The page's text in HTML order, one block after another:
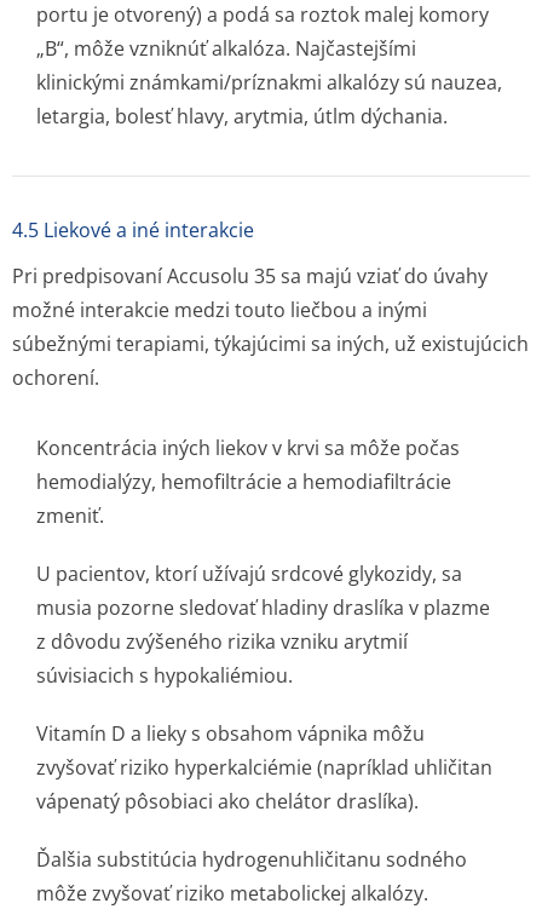
portu je otvorený) a podá sa roztok malej komory
„B“, môže vzniknúť alkalóza. Najčastejšími
klinickými známkami/príznakmi alkalózy sú nauzea,
letargia, bolesť hlavy, arytmia, útlm dýchania.
4.5 Liekové a iné interakcie
Pri predpisovaní Accusolu 35 sa majú vziať do úvahy
možné interakcie medzi touto liečbou a inými
súbežnými terapiami, týkajúcimi sa iných, už existujúcich
ochorení.
Koncentrácia iných liekov v krvi sa môže počas
hemodialýzy, hemofiltrácie a hemodiafiltrácie
zmeniť.
U pacientov, ktorí užívajú srdcové glykozidy, sa
musia pozorne sledovať hladiny draslíka v plazme
z dôvodu zvýšeného rizika vzniku arytmií
súvisiacich s hypokaliémiou.
Vitamín D a lieky s obsahom vápnika môžu
zvyšovať riziko hyperkalciémie (napríklad uhličitan
vápenatý pôsobiaci ako chelátor draslíka).
Ďalšia substitúcia hydrogenuhličitanu sodného
môže zvyšovať riziko metabolickej alkalózy.